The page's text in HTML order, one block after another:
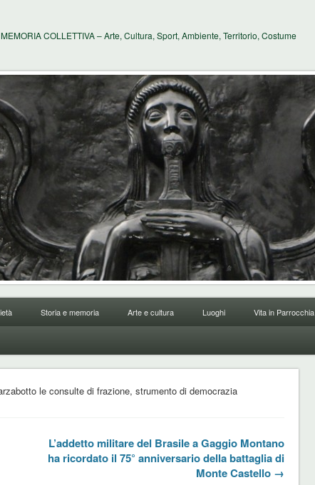
COLLETTIVA – Arte, Cultura, Sport, Ambiente, Territorio, Costume
Storia e memoria Arte e cultura Luoghi Vita in Parrocchia
le consulte di frazione, strumento di democrazia
L’addetto militare del Brasile a Gaggio Montano
ha ricordato il 75° anniversario della battaglia di
Monte Castello →